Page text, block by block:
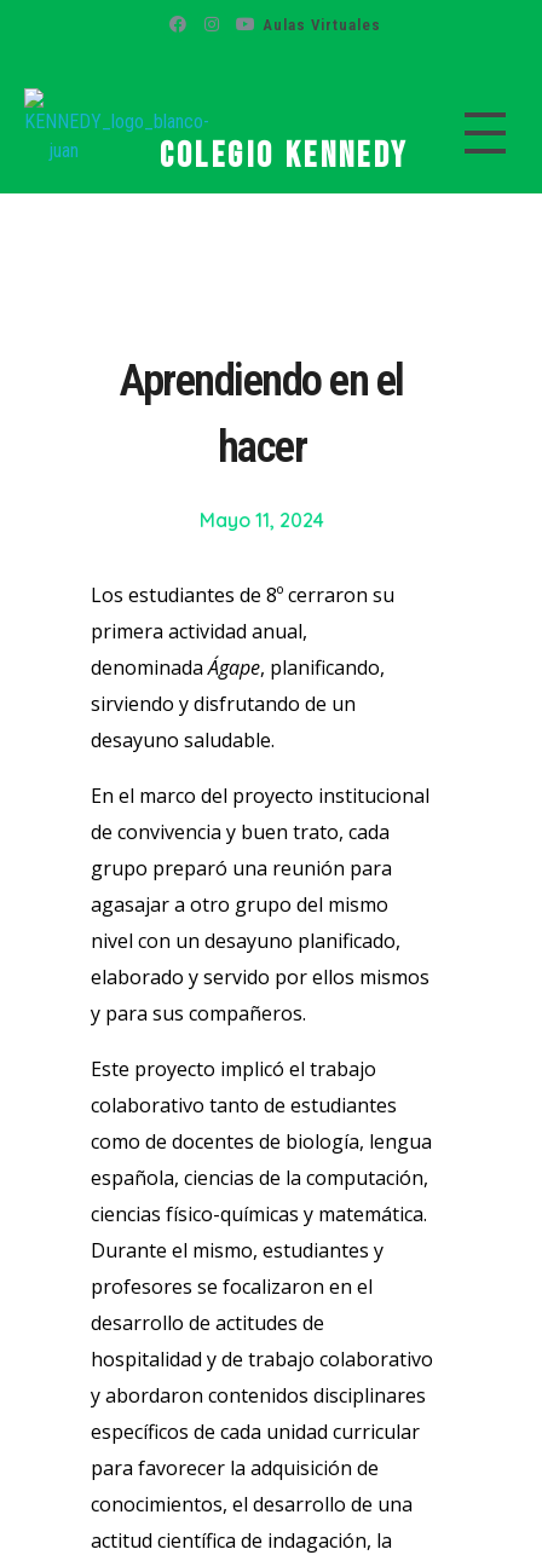
Aulas Virtuales
Colegio Kennedy
Aprendiendo en el
hacer
Mayo 11, 2024
Los estudiantes de 8º cerraron su
primera actividad anual,
denominadaÁgape, planificando,
sirviendo y disfrutando de un
desayuno saludable.
En el marco del proyecto institucional
de convivencia y buen trato, cada
grupo preparó una reunión para
agasajar a otro grupo del mismo
nivel con un desayuno planificado,
elaborado y servido por ellos mismos
y para sus compañeros.
Este proyecto implicó el trabajo
colaborativo tanto de estudiantes
como de docentes de biología, lengua
española, ciencias de la computación,
ciencias físico-químicas y matemática.
Durante el mismo, estudiantes y
profesores se focalizaron en el
desarrollo de actitudes de
hospitalidad y de trabajo colaborativo
y abordaron contenidos disciplinares
específicos de cada unidad curricular
para favorecer la adquisición de
conocimientos, el desarrollo de una
actitud científica de indagación, la